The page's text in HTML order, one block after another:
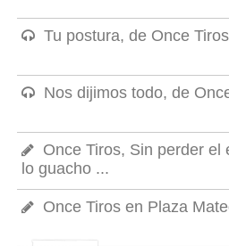
Tu postura, de Once Tiros
Nos dijimos todo, de
Once Tiros, Sin perder el
lo guacho ...
Once Tiros en Plaza